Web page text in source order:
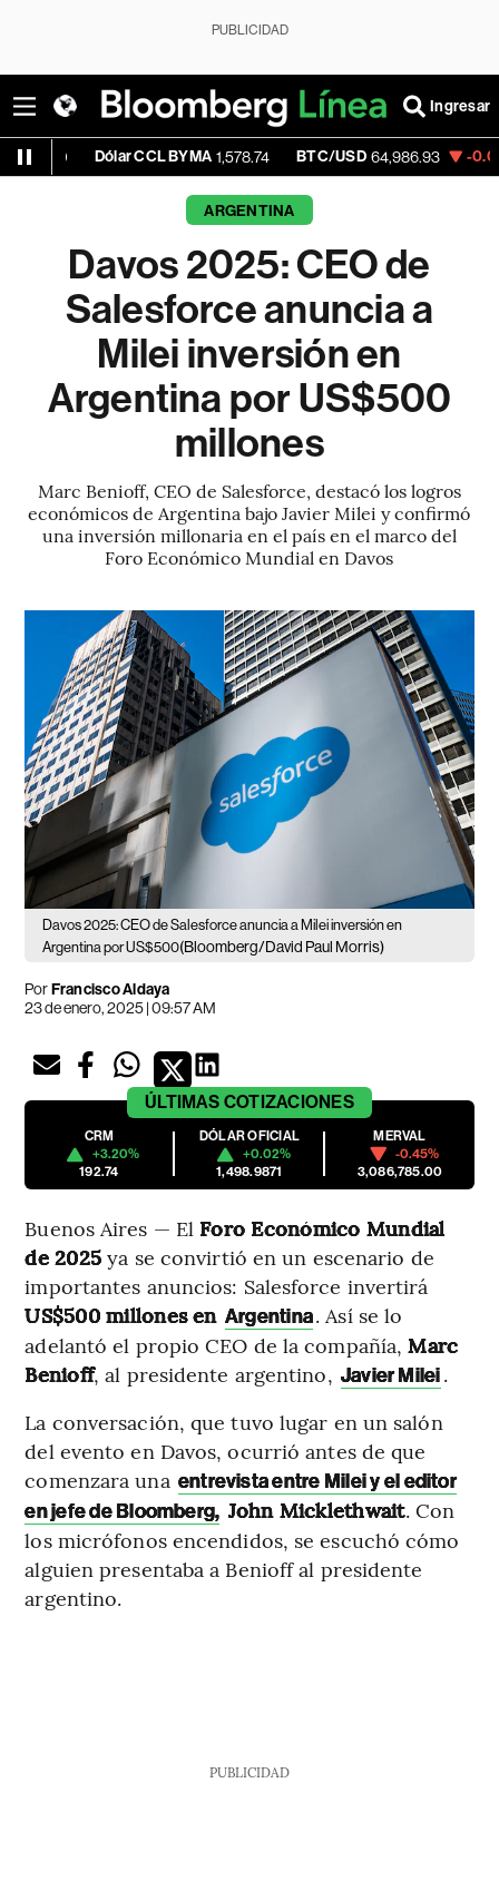
PUBLICIDAD
Ingresar
Dólar CCL BYMA 1,578.74 BTC/USD 64,986.93 -0.07% ETH/
ARGENTINA
Davos 2025: CEO de
Salesforce anuncia a
Milei inversión en
Argentina por US$500
millones
Marc Benioff, CEO de Salesforce, destacó los logros
económicos de Argentina bajo Javier Milei y confirmó
una inversión millonaria en el país en el marco del
Foro Económico Mundial en Davos
Davos 2025: CEO de Salesforce anuncia a Milei inversión en
Argentina por US$500(Bloomberg/David Paul Morris)
PorFrancisco Aldaya
23 de enero, 2025 | 09:57 AM
ÚLTIMAS COTIZACIONES
CRM
+3.20%
192.74
DÓLAR OFICIAL
+0.02%
1,498.9871
MERVAL
-0.45%
3,086,785.00
Buenos Aires — El Foro Económico Mundial
de 2025ya se convirtió en un escenario de
importantes anuncios: Salesforce invertirá
US$500 millones en Argentina. Así se lo
adelantó el propio CEO de la compañía,Marc
Benioff, al presidente argentino, Javier Milei.
La conversación, que tuvo lugar en un salón
del evento en Davos, ocurrió antes de que
comenzara una entrevista entre Milei y el editor
en jefe de Bloomberg, John Micklethwait. Con
los micrófonos encendidos, se escuchó cómo
alguien presentaba a Benioff al presidente
argentino.
PUBLICIDAD